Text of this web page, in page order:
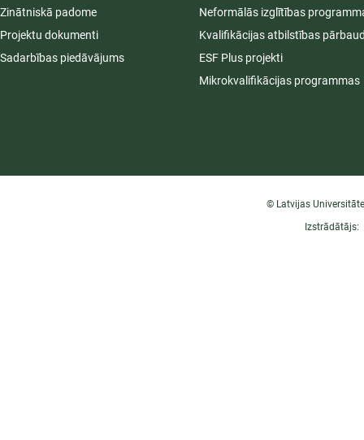
Zinātniskā padome
Projektu dokumenti
Sadarbības piedāvājums
Neformālās izglītības
Kvalifikācijas atbilstības
ESF Plus projekti
Mikrokvalifikācijas programmas
© Latvijas
Izstrādātājs: